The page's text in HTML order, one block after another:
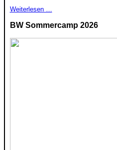
Weiterlesen …
BW Sommercamp 2026